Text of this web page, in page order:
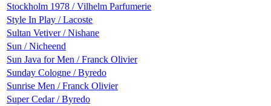
Stockholm 1978 / Vilhelm Parfumerie
Style In Play / Lacoste
Sultan Vetiver / Nishane
Sun / Nicheend
Sun Java for Men / Franck Olivier
Sunday Cologne / Byredo
Sunrise Men / Franck Olivier
Super Cedar / Byredo